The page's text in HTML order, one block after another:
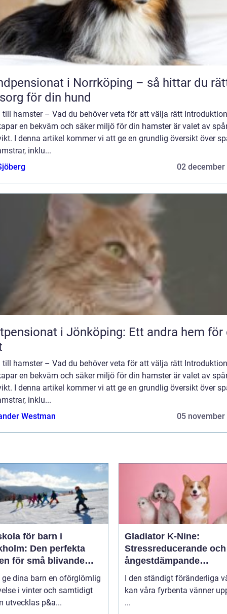
i Norrköping – så hittar du
för din hund
till hamster – Vad du behöver veta för att välja rätt
en bekväm och säker miljö för din hamster är valet av
I denna artikel kommer vi att ge en grundlig översikt över
inklu...
02 december
i Jönköping: Ett andra hem för
till hamster – Vad du behöver veta för att välja rätt
en bekväm och säker miljö för din hamster är valet av
I denna artikel kommer vi att ge en grundlig översikt över
inklu...
Westman
05 november
för barn i
Den perfekta
för små blivande
ge dina barn en oförglömlig
i vinter och samtidigt
utvecklas p&a...
Gladiator K-Nine:
Stressreducerande och
ångestdämpande
hundhalsband
I den ständigt föränderliga
kan våra fyrbenta vänner
...